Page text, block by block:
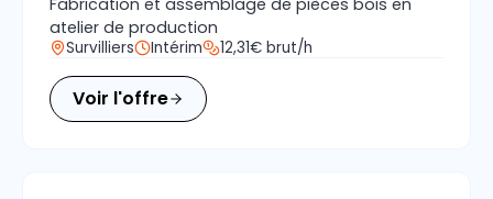
atelier de production
Survilliers Intérim 12,31€ brut/h
Voir l'offre